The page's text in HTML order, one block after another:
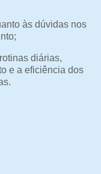
às dúvidas nos
diárias,
e a eficiência dos